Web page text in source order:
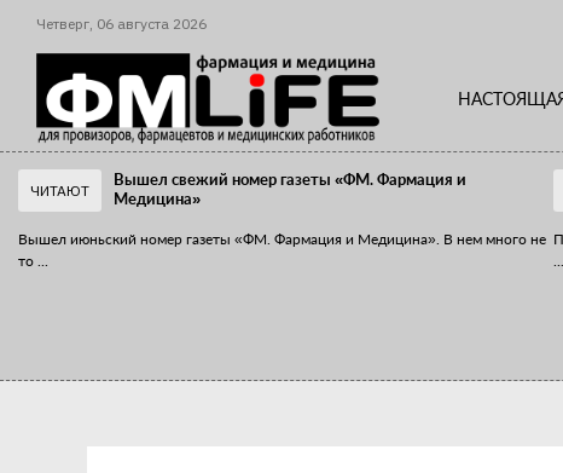
Четверг, 06 августа 2026
ЧИТАЮТ
Вышел свежий номер газеты «ФМ. Фармация и
Медицина»
Вышел июньский номер газеты «ФМ. Фармация и Медицина». В нем много не
то